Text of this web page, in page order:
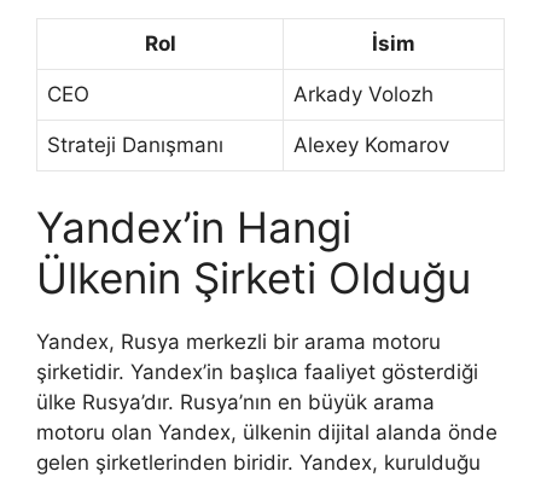
Rol İsim
CEO Arkady Volozh
Strateji Danışmanı Alexey Komarov
Yandex’in Hangi
Ülkenin Şirketi Olduğu
Yandex, Rusya merkezli bir arama motoru
şirketidir. Yandex’in başlıca faaliyet gösterdiği
ülke Rusya’dır. Rusya’nın en büyük arama
motoru olan Yandex, ülkenin dijital alanda önde
gelen şirketlerinden biridir. Yandex, kurulduğu